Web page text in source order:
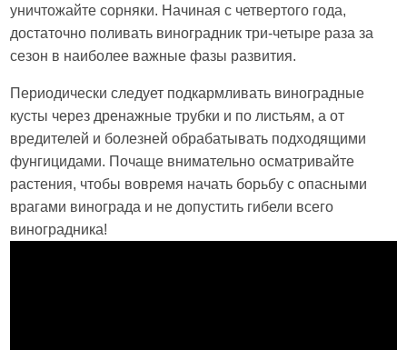
уничтожайте сорняки. Начиная с четвертого года,
достаточно поливать виноградник три-четыре раза за
сезон в наиболее важные фазы развития.
Периодически следует подкармливать виноградные
кусты через дренажные трубки и по листьям, а от
вредителей и болезней обрабатывать подходящими
фунгицидами. Почаще внимательно осматривайте
растения, чтобы вовремя начать борьбу с опасными
врагами винограда и не допустить гибели всего
виноградника!